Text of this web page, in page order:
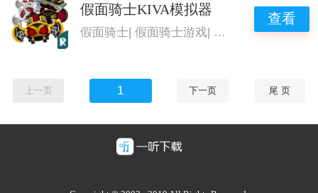
假面骑士KIVA模拟器
假面骑士|假面骑士游戏| 假面骑士腰带模拟
查看
上一页 1 下一页 尾 页